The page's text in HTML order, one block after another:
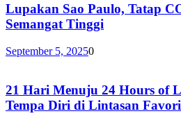
Lupakan Sao Paulo, Tatap
Semangat Tinggi
September 5, 20250
21 Hari Menuju 24 Hours of
Tempa Diri di Lintasan